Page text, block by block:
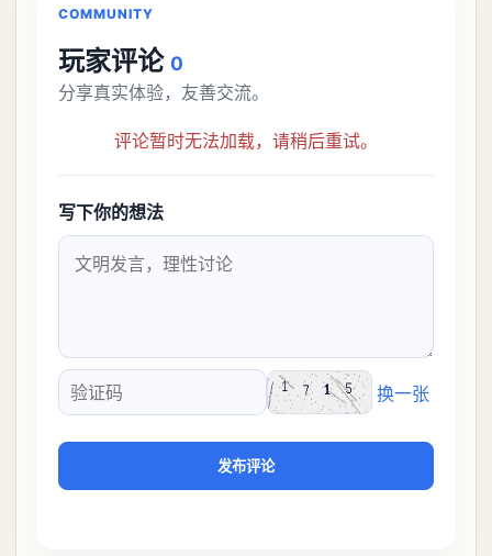
COMMUNITY
玩家评论 0
分享真实体验，友善交流。
评论暂时无法加载，请稍后重试。
写下你的想法
验证码
换一张
发布评论